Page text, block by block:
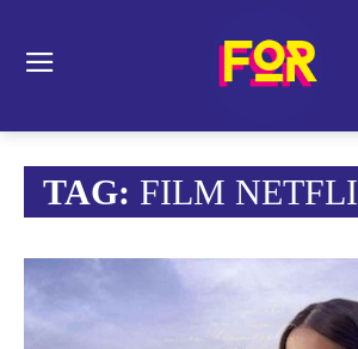
TAG: FILM NETFLI